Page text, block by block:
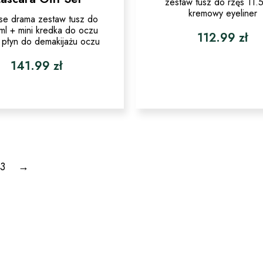
drama zestaw tusz do
+ mini kredka do oczu
do demakijażu oczu
141.99 zł
kremowy eyeliner
112.99zł
3 →